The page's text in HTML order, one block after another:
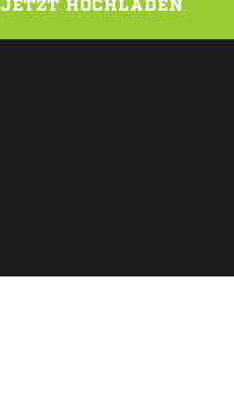
JETZT HOCHLADEN